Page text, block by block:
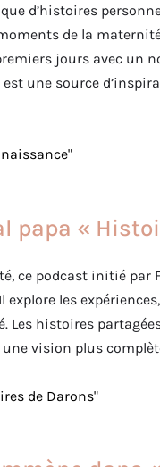
d’histoires
de la
jours avec un
est une source
papa «
ce podcast initié par
les
Les histoires
vision plus